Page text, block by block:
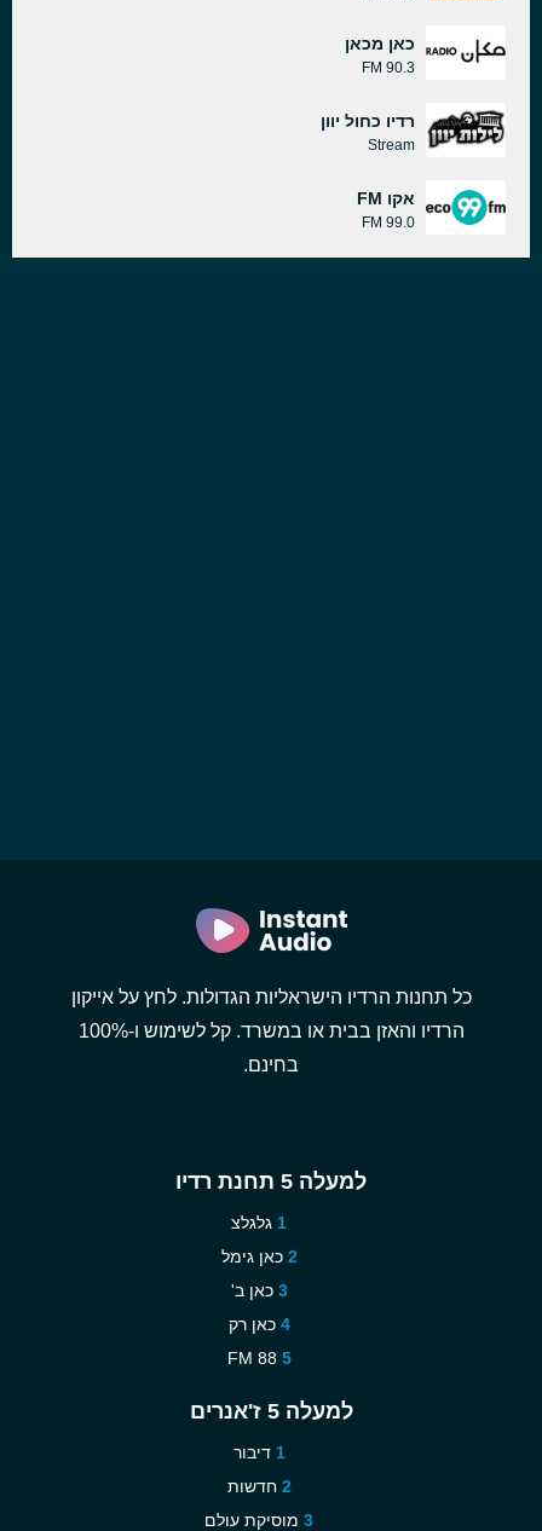
כאן מכאן
90.3 FM
רדיו כחול יוון
Stream
אקו FM
99.0 FM
כל תחנות הרדיו הישראליות הגדולות. לחץ על אייקון
הרדיו והאזן בבית או במשרד. קל לשימוש ו-100%
בחינם.
למעלה 5 תחנת רדיו
גלגלצ
כאן גימל
כאן ב'
כאן רק
88 FM
למעלה 5 ז'אנרים
דיבור
חדשות
מוסיקת עולם